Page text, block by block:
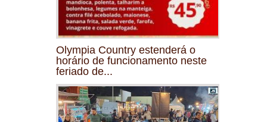
Olympia Country estenderá o
horário de funcionamento neste
feriado de...